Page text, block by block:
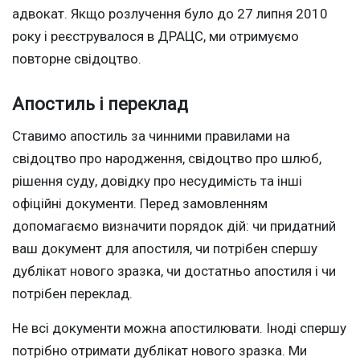
адвокат. Якщо розлучення було до 27 липня 2010
року і реєструвалося в ДРАЦС, ми отримуємо
повторне свідоцтво.
Апостиль і переклад
Ставимо апостиль за чинними правилами на
свідоцтво про народження, свідоцтво про шлюб,
рішення суду, довідку про несудимість та інші
офіційні документи. Перед замовленням
допомагаємо визначити порядок дій: чи придатний
ваш документ для апостиля, чи потрібен спершу
дублікат нового зразка, чи достатньо апостиля і чи
потрібен переклад.
Не всі документи можна апостилювати. Іноді спершу
потрібно отримати дублікат нового зразка. Ми